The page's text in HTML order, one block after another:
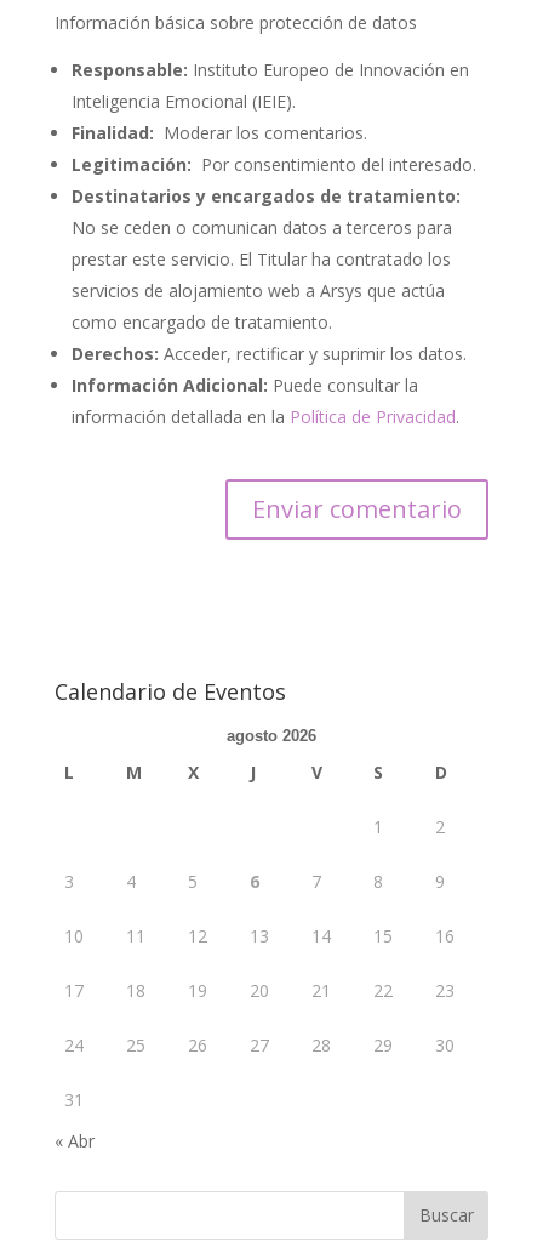
Información básica sobre protección de datos
Responsable: Instituto Europeo de Innovación en
Inteligencia Emocional (IEIE).
Finalidad: Moderar los comentarios.
Legitimación: Por consentimiento del interesado.
Destinatarios y encargados de tratamiento:
No se ceden o comunican datos a terceros para
prestar este servicio. El Titular ha contratado los
servicios de alojamiento web a Arsys que actúa
como encargado de tratamiento.
Derechos: Acceder, rectificar y suprimir los datos.
Información Adicional: Puede consultar la
información detallada en la Política de Privacidad.
Calendario de Eventos
agosto 2026
L M X J V S D
1 2
3 4 5 6 7 8 9
10 11 12 13 14 15 16
17 18 19 20 21 22 23
24 25 26 27 28 29 30
31
« Abr